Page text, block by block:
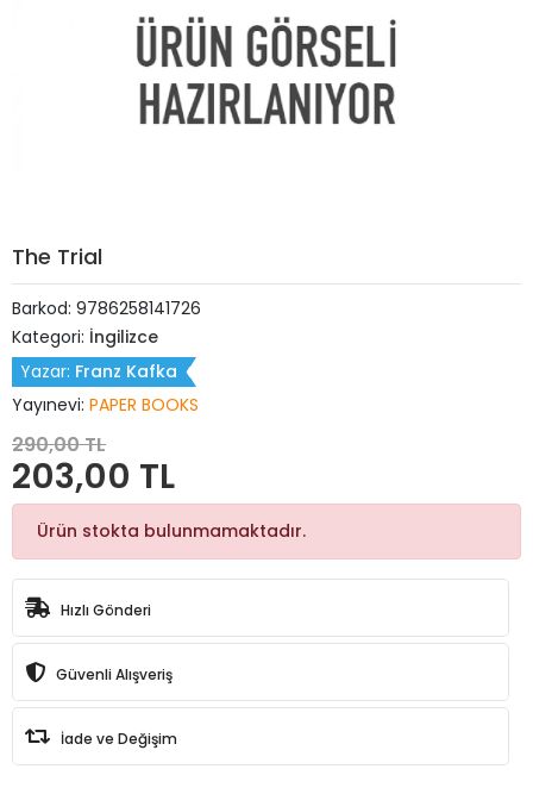
The Trial
Barkod: 9786258141726
Kategori: İngilizce
Yazar: Franz Kafka
Yayınevi: PAPER BOOKS
290,00 TL
203,00 TL
Ürün stokta bulunmamaktadır.
Hızlı Gönderi
Güvenli Alışveriş
İade ve Değişim